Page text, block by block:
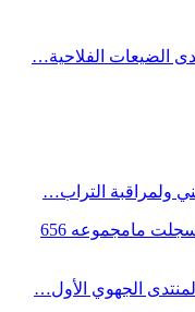
الضيعات الفلاحية…
ولمراقبة التراب…
2024 : مراكش ضمن أربع مدن بالممكلة سجلت مامجموعه 656
الجهوي الأول…